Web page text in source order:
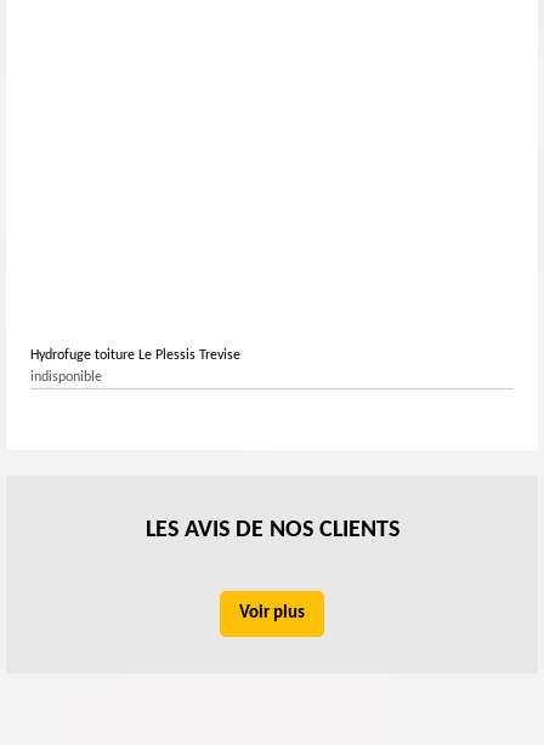
Hydrofuge toiture Le Plessis Trevise
indisponible
LES AVIS DE NOS CLIENTS
Voir plus